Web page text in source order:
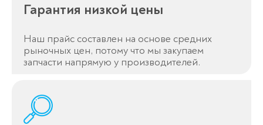
Гарантия низкой цены
Наш прайс составлен на основе средних
рыночных цен, потому что мы закупаем
запчасти напрямую у производителей.